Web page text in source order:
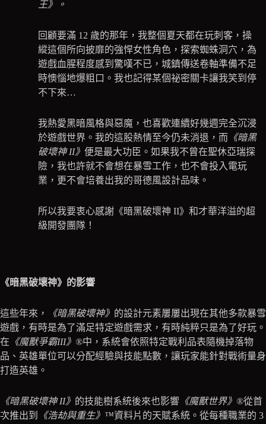
王》。
回顧要滿 12 歲的那年，我整個夏天都在玩刺客，操
縱這個所向披靡的強悍女性角色，探索蜘蛛洞穴，為
遊戲血腥程度感到驚嘆不已，城鎮傳送卷軸準備不足
時懊惱地爆粗口。我也記得某個祕密關卡讓我笑到停
不下來…
我熱愛黑暗風格與惡魔，也喜歡連續好幾週完全沉浸
於遊戲世界。我的這股熱情至今仍未消退，而 《暗黑
破壞神 II》 便是最大功臣。如果我不曾在聖休亞瑞探
險，我也許就不會想在暴雪工作，也不會投入電玩
業，更不會培養出我的哥德風設計品味。
所以我要衷心感謝《暗黑破壞神 II》和才華洋溢的超
級開發團隊！
《暗黑破壞神》的影響
這些年來， 《暗黑破壞神》 的設計元素屢屢出現在其他多款暴雪
遊戲，有時是為了滿足特定遊戲需求，有時純粹只是為了好玩。
在 《魔獸爭霸III》®中，系統會依照特定戰利品表隨機掉落物
品、英雄單位可以分配經驗與技能點數，讓玩家能針對戰術量身
打造英雄。
《暗黑破壞神 II》 的技能樹系統後來也影響 《魔獸世界》®從首
次推出到
《浩劫與重生》™資料片的天賦系統。從每種職業的 3